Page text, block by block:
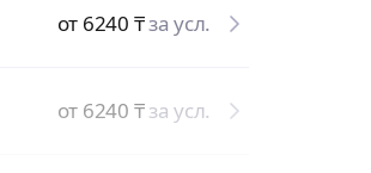
от 6240 ₸за усл.
от 6240 ₸за усл.